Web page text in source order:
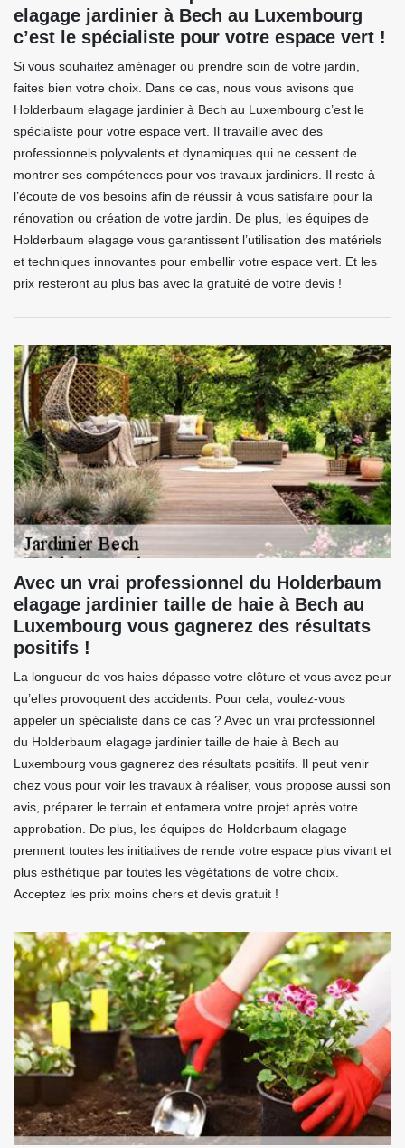
elagage jardinier à Bech au Luxembourg
c’est le spécialiste pour votre espace vert !
Si vous souhaitez aménager ou prendre soin de votre jardin,
faites bien votre choix. Dans ce cas, nous vous avisons que
Holderbaum elagage jardinier à Bech au Luxembourg c’est le
spécialiste pour votre espace vert. Il travaille avec des
professionnels polyvalents et dynamiques qui ne cessent de
montrer ses compétences pour vos travaux jardiniers. Il reste à
l’écoute de vos besoins afin de réussir à vous satisfaire pour la
rénovation ou création de votre jardin. De plus, les équipes de
Holderbaum elagage vous garantissent l’utilisation des matériels
et techniques innovantes pour embellir votre espace vert. Et les
prix resteront au plus bas avec la gratuité de votre devis !
Avec un vrai professionnel du Holderbaum
elagage jardinier taille de haie à Bech au
Luxembourg vous gagnerez des résultats
positifs !
La longueur de vos haies dépasse votre clôture et vous avez peur
qu’elles provoquent des accidents. Pour cela, voulez-vous
appeler un spécialiste dans ce cas ? Avec un vrai professionnel
du Holderbaum elagage jardinier taille de haie à Bech au
Luxembourg vous gagnerez des résultats positifs. Il peut venir
chez vous pour voir les travaux à réaliser, vous propose aussi son
avis, préparer le terrain et entamera votre projet après votre
approbation. De plus, les équipes de Holderbaum elagage
prennent toutes les initiatives de rende votre espace plus vivant et
plus esthétique par toutes les végétations de votre choix.
Acceptez les prix moins chers et devis gratuit !